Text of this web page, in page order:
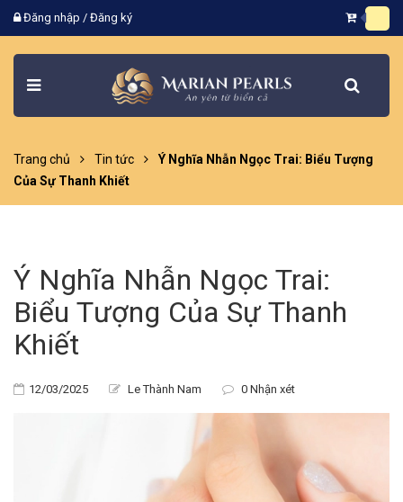
Đăng nhập / Đăng ký
Trang chủ Tin tức
Ý Nghĩa Nhẫn Ngọc Trai: Biểu Tượng
Của Sự Thanh Khiết
Ý Nghĩa Nhẫn Ngọc Trai:
Biểu Tượng Của Sự Thanh
Khiết
12/03/2025 Le Thành Nam 0 Nhận xét